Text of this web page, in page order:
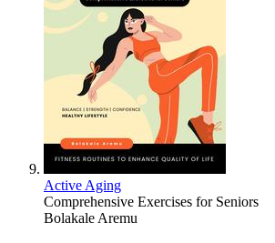
Active Aging
Comprehensive Exercises for Seniors
Bolakale Aremu